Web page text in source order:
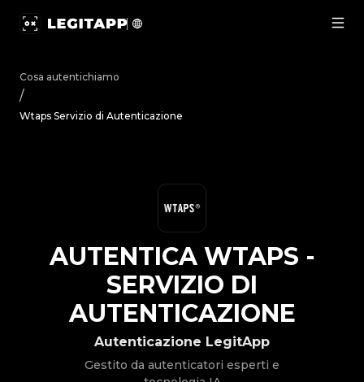
Cosa autentichiamo
/
Wtaps Servizio di Autenticazione
Autenticazione LegitApp
Gestito da autenticatori esperti e
AUTENTICA WTAPS -
SERVIZIO DI
AUTENTICAZIONE